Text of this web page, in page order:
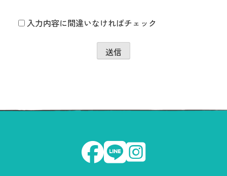
入力内容に間違いなければチェック